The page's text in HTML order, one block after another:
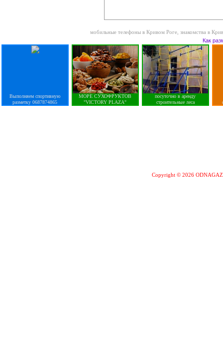
мобильные телефоны в Кривом Роге знакомства в
Как
Выполняем спортивную
разметку 0687874865
МОРЕ СУХОФРУКТОВ
"VICTORY PLAZA"
посуточно в аренду
строительные леса
Copyright © 2026